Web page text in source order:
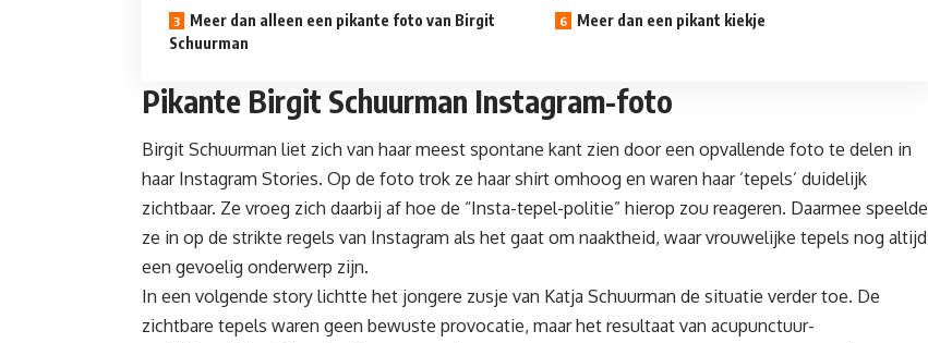
Meer dan alleen een pikante foto van Birgit
Schuurman
Meer dan een pikant kiekje
Pikante Birgit Schuurman Instagram-foto
Birgit Schuurman liet zich van haar meest spontane kant zien door een opvallende foto te delen in
haar Instagram Stories. Op de foto trok ze haar shirt omhoog en waren haar ’tepels’ duidelijk
zichtbaar. Ze vroeg zich daarbij af hoe de “Insta-tepel-politie” hierop zou reageren. Daarmee speelde
ze in op de strikte regels van Instagram als het gaat om naaktheid, waar vrouwelijke tepels nog altijd
een gevoelig onderwerp zijn.
In een volgende story lichtte het jongere zusje van Katja Schuurman de situatie verder toe. De
zichtbare tepels waren geen bewuste provocatie, maar het resultaat van acupunctuur-